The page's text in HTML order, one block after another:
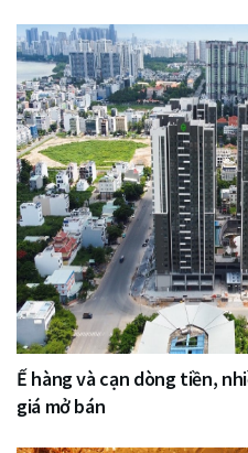
Ế hàng và cạn dòng tiền,
giá mở bán